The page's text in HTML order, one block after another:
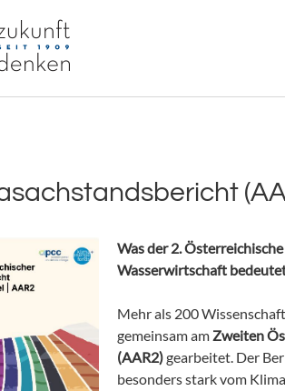
Was der 2.
Wasserwirtschaft
Mehr als 200
gemeinsam am Zweiten
(AAR2)gearbeitet. Der
besonders stark vom